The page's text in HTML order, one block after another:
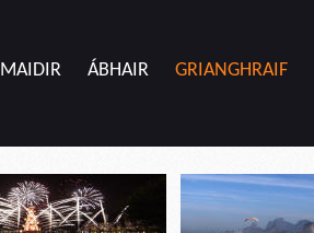
MAIDIR ÁBHAIR GRIANGHRAIF